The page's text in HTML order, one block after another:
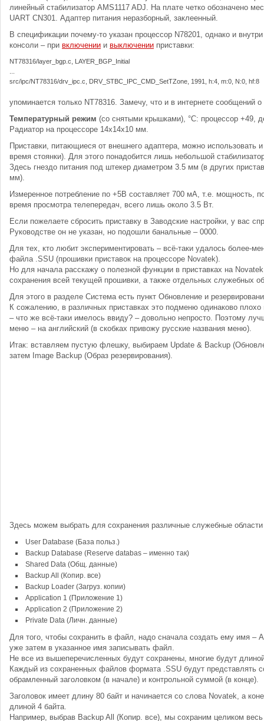
линейный стабилизатор AMS1117 ADJ. На плате четко обозначено
UART CN301. Адаптер питания неразборный, заклеенный.
В спецификации почему-то указан процессор N78201, однако и
консоли – при включении и выключении приставки:
NT78316/layer_bgp.c, LAYER_BGP_Initial
src/ipc/NT78316/drv_ipc.c, DRV_STBC_IPC_CMD_SetTZone, 1991, h:4, m:0, N:0, hf:8
упоминается только NT78316. Замечу, что и в интернете сообщений
Температурный режим (со снятыми крышками), °C: процессор +49,
Радиатор на процессоре 14х14х10 мм.
Приставки, питающиеся от внешнего адаптера, можно использовать
время стоянки). Для этого понадобится лишь небольшой
Здесь гнездо питания под штекер диаметром 3.5 мм (в других
мм).
Измеренное потребление по +5В составляет 700 мА, т.е. мощность,
время просмотра телепередач, всего лишь около 3.5 Вт.
Если пожелаете сбросить приставку в Заводские настройки, у вас
Руководстве он не указан, но подошли банальные – 0000.
Для тех, кто любит экспериментировать – всё-таки удалось более-
файла .SSU (прошивки приставок на процессоре Novatek).
Но для начала расскажу о полезной функции в приставках на
сохранения всей текущей прошивки, а также отдельных служебных
Для этого в разделе Система есть пункт Обновление и
К сожалению, в различных приставках это подменю одинаково плохо
– что же всё-таки имелось ввиду? – довольно непросто. Поэтому
меню – на английский (в скобках привожу русские названия меню).
Итак: вставляем пустую флешку, выбираем Update & Backup
затем Image Backup (Образ резервирования).
Здесь можем выбрать для сохранения различные служебные
User Database (База польз.)
Backup Database (Reserve databas – именно так)
Shared Data (Общ. данные)
Backup All (Копир. все)
Backup Loader (Загруз. копии)
Application 1 (Приложение 1)
Application 2 (Приложение 2)
Private Data (Личн. данные)
Для того, чтобы сохранить в файл, надо сначала создать ему имя –
уже затем в указанное имя записывать файл.
Не все из вышеперечисленных будут сохранены, многие будут
Каждый из сохраненных файлов формата .SSU будут представлять
обрамленный заголовком (в начале) и контрольной суммой (в конце).
Заголовок имеет длину 80 байт и начинается со слова Novatek, а
длиной 4 байта.
Например, выбрав Backup All (Копир. все), мы сохраним целиком